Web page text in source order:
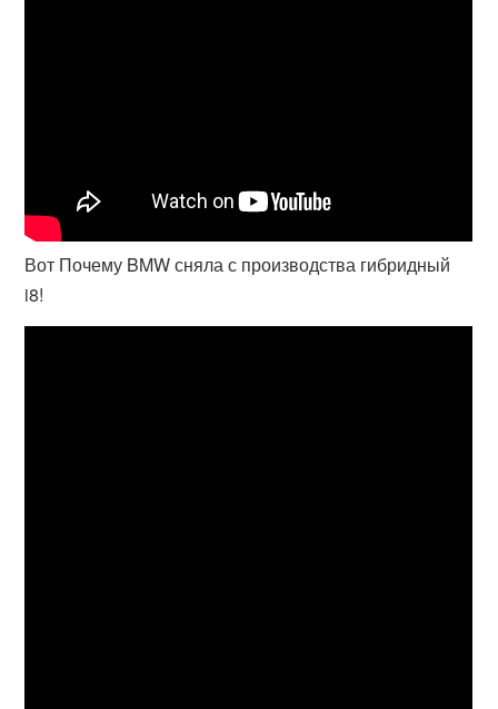
Вот Почему BMW сняла с производства гибридный
i8!